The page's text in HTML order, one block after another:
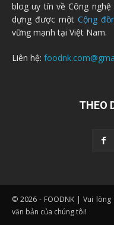
blog uy tín về Công
dựng được một Cộng
vững mạnh tại Việt Nam.
Liên hệ:
THEO
© 2026 - FOODNK | Vui
văn bản của chúng tôi!